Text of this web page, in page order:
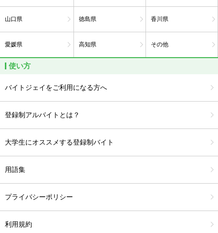
山口県 徳島県 香川県
愛媛県 高知県 その他
使い方
バイトジェイをご利用になる方へ
登録制アルバイトとは？
大学生にオススメする登録制バイト
用語集
プライバシーポリシー
利用規約